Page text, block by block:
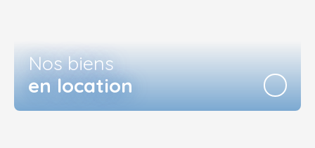
Nos biens
en location